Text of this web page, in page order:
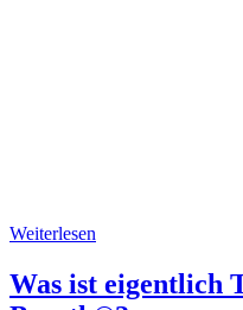
Weiterlesen
Was ist eigentlich